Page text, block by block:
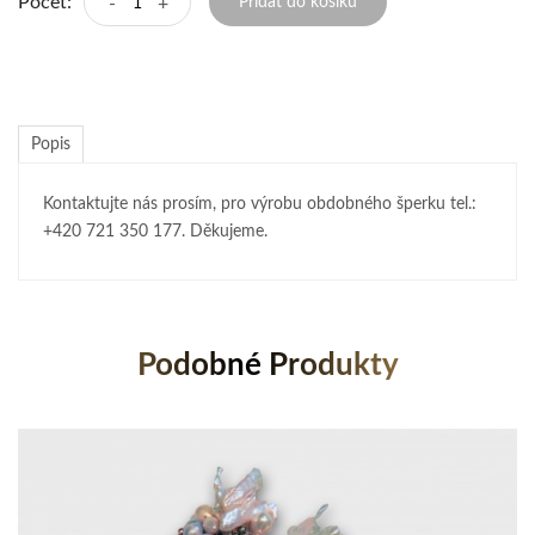
Popis
Kontaktujte nás prosím, pro výrobu obdobného šperku tel.:
+420 721 350 177. Děkujeme.
Podobné Produkty